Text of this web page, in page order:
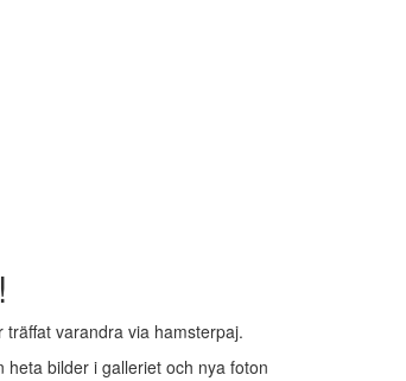
varandra via hamsterpaj.
bilder i galleriet och nya foton